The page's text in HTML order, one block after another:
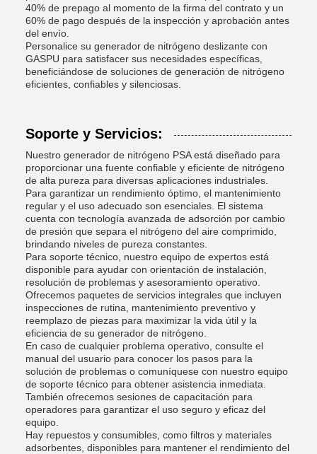
40% de prepago al momento de la firma del contrato y un
60% de pago después de la inspección y aprobación antes
del envío.
Personalice su generador de nitrógeno deslizante con
GASPU para satisfacer sus necesidades específicas,
beneficiándose de soluciones de generación de nitrógeno
eficientes, confiables y silenciosas.
Soporte y Servicios:
Nuestro generador de nitrógeno PSA está diseñado para
proporcionar una fuente confiable y eficiente de nitrógeno
de alta pureza para diversas aplicaciones industriales.
Para garantizar un rendimiento óptimo, el mantenimiento
regular y el uso adecuado son esenciales. El sistema
cuenta con tecnología avanzada de adsorción por cambio
de presión que separa el nitrógeno del aire comprimido,
brindando niveles de pureza constantes.
Para soporte técnico, nuestro equipo de expertos está
disponible para ayudar con orientación de instalación,
resolución de problemas y asesoramiento operativo.
Ofrecemos paquetes de servicios integrales que incluyen
inspecciones de rutina, mantenimiento preventivo y
reemplazo de piezas para maximizar la vida útil y la
eficiencia de su generador de nitrógeno.
En caso de cualquier problema operativo, consulte el
manual del usuario para conocer los pasos para la
solución de problemas o comuníquese con nuestro equipo
de soporte técnico para obtener asistencia inmediata.
También ofrecemos sesiones de capacitación para
operadores para garantizar el uso seguro y eficaz del
equipo.
Hay repuestos y consumibles, como filtros y materiales
adsorbentes, disponibles para mantener el rendimiento del